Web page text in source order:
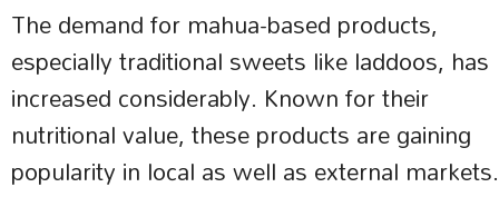
The demand for mahua-based products,
especially traditional sweets like laddoos, has
increased considerably. Known for their
nutritional value, these products are gaining
popularity in local as well as external markets.